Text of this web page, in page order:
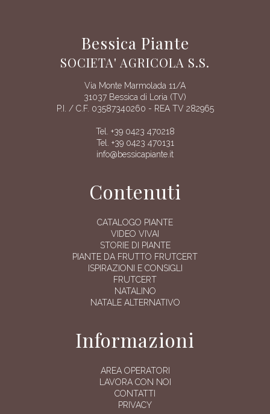
Bessica Piante
SOCIETA' AGRICOLA S.S.
Via Monte Marmolada 11/A
31037 Bessica di Loria (TV)
P.I. / C.F. 03587340260 - REA TV 282965
Tel. +39 0423 470218
Tel. +39 0423 470131
info@bessicapiante.it
Contenuti
CATALOGO PIANTE
VIDEO VIVAI
STORIE DI PIANTE
PIANTE DA FRUTTO FRUTCERT
ISPIRAZIONI E CONSIGLI
FRUTCERT
NATALINO
NATALE ALTERNATIVO
Informazioni
AREA OPERATORI
LAVORA CON NOI
CONTATTI
PRIVACY